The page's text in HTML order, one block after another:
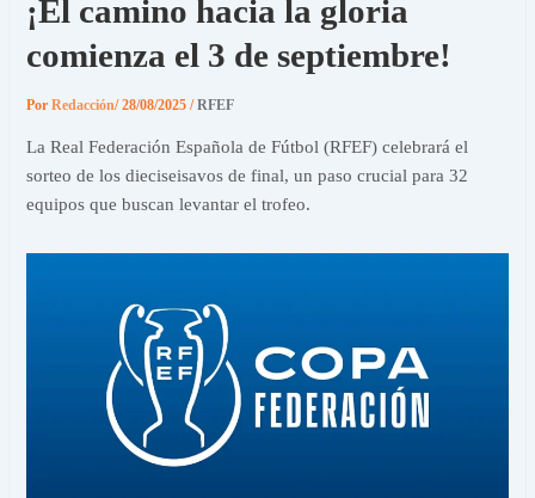
¡El camino hacia la gloria
comienza el 3 de septiembre!
PorRedacción/28/08/2025/RFEF
La Real Federación Española de Fútbol (RFEF) celebrará el
sorteo de los dieciseisavos de final, un paso crucial para 32
equipos que buscan levantar el trofeo.